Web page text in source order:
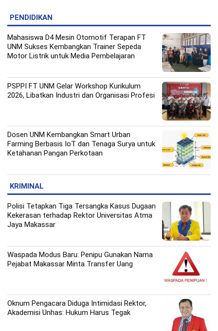
PENDIDIKAN
Mahasiswa D4 Mesin Otomotif Terapan FT
UNM Sukses Kembangkan Trainer Sepeda
Motor Listrik untuk Media Pembelajaran
PSPPI FT UNM Gelar Workshop Kurikulum
2026, Libatkan Industri dan Organisasi Profesi
Dosen UNM Kembangkan Smart Urban
Farming Berbasis IoT dan Tenaga Surya untuk
Ketahanan Pangan Perkotaan
KRIMINAL
Polisi Tetapkan Tiga Tersangka Kasus Dugaan
Kekerasan terhadap Rektor Universitas Atma
Jaya Makassar
Waspada Modus Baru: Penipu Gunakan Nama
Pejabat Makassar Minta Transfer Uang
Oknum Pengacara Diduga Intimidasi Rektor,
Akademisi Unhas: Hukum Harus Tegak